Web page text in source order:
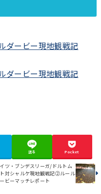
ダービー現地観戦記
ダービー現地観戦記
送る Pocket
ツ・ブンデスリーガ/ドルトム
対シャルケ現地観戦記②ルール
ビーマッチレポート